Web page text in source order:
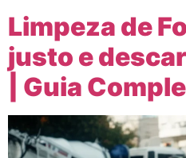
Limpeza de
justo e
| Guia